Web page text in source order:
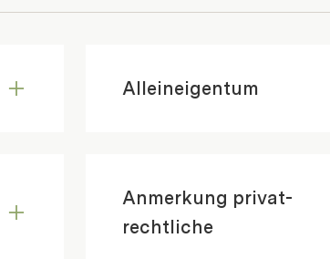
Alleineigentum
Anmerkung privat-
rechtliche